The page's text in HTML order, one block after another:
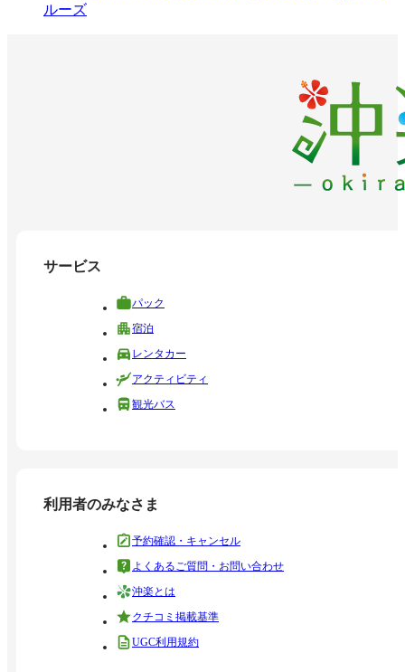
ルーズ
サービス
パック
宿泊
レンタカー
アクティビティ
観光バス
利用者のみなさま
予約確認・キャンセル
よくあるご質問・お問い合わせ
沖楽とは
クチコミ掲載基準
UGC利用規約